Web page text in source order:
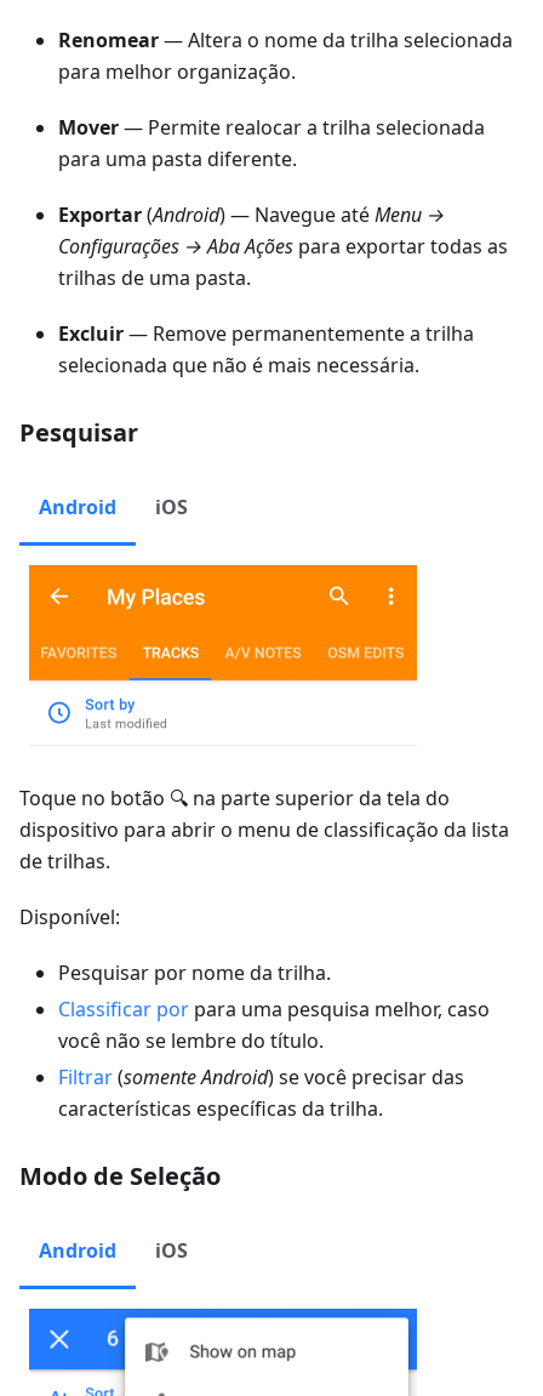
Renomear— Altera o nome da trilha selecionada
para melhor organização.
Mover— Permite realocar a trilha selecionada
para uma pasta diferente.
Exportar(Android) — Navegue atéMenu →
Configurações → Aba Ações para exportar todas as
trilhas de uma pasta.
Excluir— Remove permanentemente a trilha
selecionada que não é mais necessária.
Pesquisar
Android iOS
Toque no botão 🔍 na parte superior da tela do
dispositivo para abrir o menu de classificação da lista
de trilhas.
Disponível:
Pesquisar por nome da trilha.
Classificar por para uma pesquisa melhor, caso
você não se lembre do título.
Filtrar(somente Android) se você precisar das
características específicas da trilha.
Modo de Seleção
Android iOS